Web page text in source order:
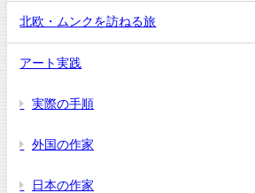
北欧・ムンクを訪ねる旅
アート実践
実際の手順
外国の作家
日本の作家